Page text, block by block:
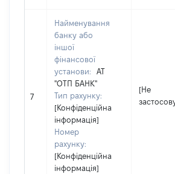
7
Найменування
банку або
іншої
фінансової
установи:
АТ
"ОТП БАНК"
Тип рахунку:
[Конфіденційна
інформація]
Номер
рахунку:
[Конфіденційна
інформація]
[Не